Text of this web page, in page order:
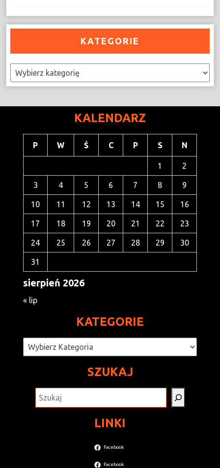
KATEGORIE
Kategorie
KALENDARZ
sierpień 2026
P W Ś C P S N
1 2
3 4 5 6 7 8 9
10 11 12 13 14 15 16
17 18 19 20 21 22 23
24 25 26 27 28 29 30
31
« lip
KATEGORIE
Kategorie
SZUKAJ
LINKI
Facebook
Facebook